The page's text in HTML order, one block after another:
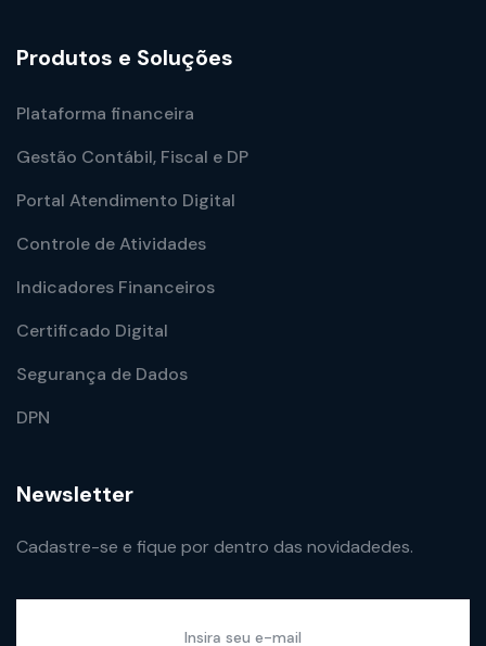
Produtos e Soluções
Plataforma financeira
Gestão Contábil, Fiscal e DP
Portal Atendimento Digital
Controle de Atividades
Indicadores Financeiros
Certificado Digital
Segurança de Dados
DPN
Newsletter
Cadastre-se e fique por dentro das novidadedes.